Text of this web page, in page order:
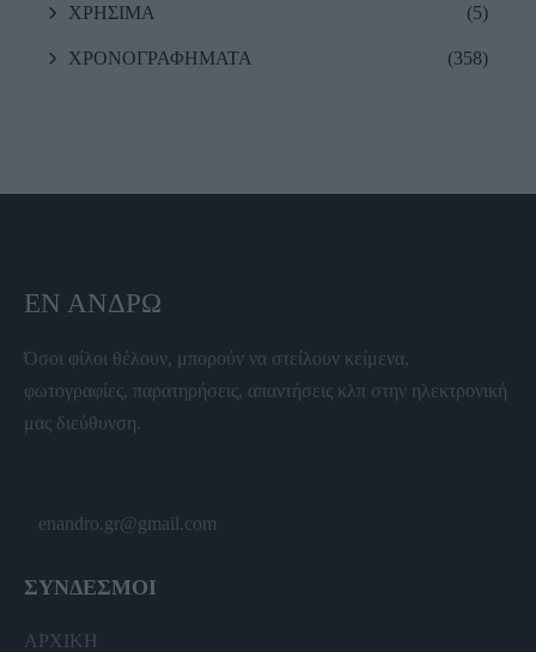
ΧΡΗΣΙΜΑ (5)
ΧΡΟΝΟΓΡΑΦΗΜΑΤΑ (358)
ΕΝ ΆΝΔΡΩ
Όσοι φίλοι θέλουν, μπορούν να στείλουν κείμενα,
φωτογραφίες, παρατηρήσεις, απαντήσεις κλπ στην ηλεκτρονική
μας διεύθυνση.
enandro.gr@gmail.com
ΣΥΝΔΕΣΜΟΙ
ΑΡΧΙΚΗ